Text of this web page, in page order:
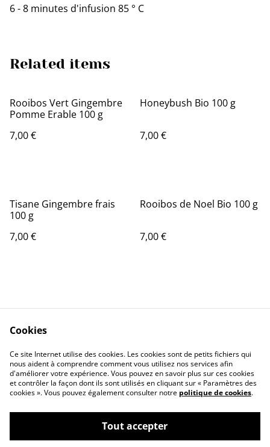
6 - 8 minutes d'infusion 85 ° C
Related items
Rooibos Vert Gingembre
Pomme Erable 100 g
7,00 €
Honeybush Bio 100 g
7,00 €
Tisane Gingembre frais
100 g
7,00 €
Rooibos de Noel Bio 100 g
7,00 €
Contact Us
Legal Terms
Privacy Policy
Cookie Policy
©2026Infusionsanté.fr
Cookies
Ce site Internet utilise des cookies. Les cookies sont de petits fichiers qui
nous aident à comprendre comment vous utilisez nos services afin
d'améliorer votre expérience. Vous pouvez en savoir plus sur ces cookies
et contrôler la façon dont ils sont utilisés en cliquant sur « Paramètres des
cookies ». Vous pouvez également consulter notre politique de cookies.
Tout accepter